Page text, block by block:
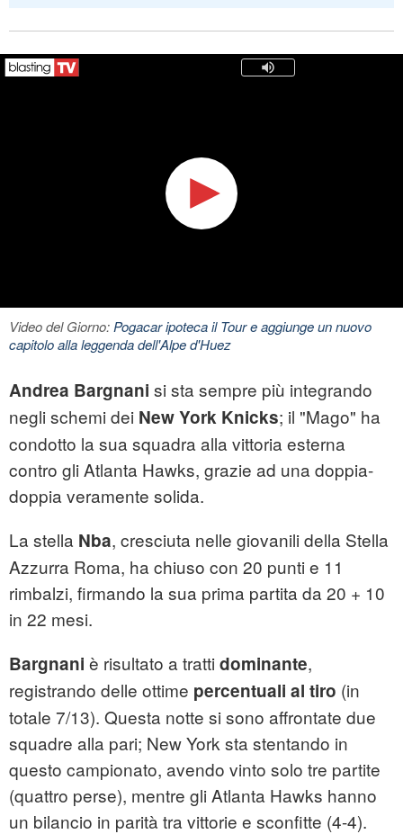
Video del Giorno: Pogacar ipoteca il Tour e aggiunge un nuovo
capitolo alla leggenda dell'Alpe d'Huez
Andrea Bargnani si sta sempre più integrando
negli schemi dei New York Knicks; il "Mago" ha
condotto la sua squadra alla vittoria esterna
contro gli Atlanta Hawks, grazie ad una doppia-
doppia veramente solida.
La stella Nba, cresciuta nelle giovanili della Stella
Azzurra Roma, ha chiuso con 20 punti e 11
rimbalzi, firmando la sua prima partita da 20 + 10
in 22 mesi.
Bargnani è risultato a tratti dominante,
registrando delle ottime percentuali al tiro (in
totale 7/13). Questa notte si sono affrontate due
squadre alla pari; New York sta stentando in
questo campionato, avendo vinto solo tre partite
(quattro perse), mentre gli Atlanta Hawks hanno
un bilancio in parità tra vittorie e sconfitte (4-4).